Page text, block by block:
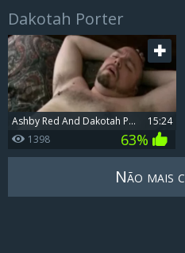
Lista de reprodução
A sua lista de reprodução está vazia.
clicando no ícone
nos seus
Dakotah Porter
Ashby Red And Dakotah Porter
15:24
1398
63%
Não mais